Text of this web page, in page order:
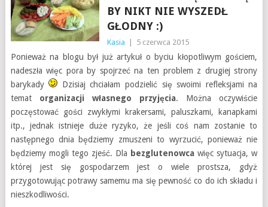
BY NIKT NIE WYSZEDŁ
GŁODNY :)
Kasia 5 czerwca 2015
Ponieważ na blogu był już artykuł o byciu kłopotliwym gościem,
nadeszła więc pora by spojrzeć na ten problem z drugiej strony
barykady
Dzisiaj chciałam podzielić się swoimi refleksjami na
temat organizacji własnego przyjęcia. Można oczywiście
poczęstować gości zwykłymi krakersami, paluszkami, kanapkami
itp., jednak istnieje duże ryzyko, że jeśli coś nam zostanie to
następnego dnia będziemy zmuszeni to wyrzucić, ponieważ nie
będziemy mogli tego zjeść. Dla bezglutenowca więc sytuacja, w
której jest się gospodarzem jest o wiele prostsza, gdyż
przygotowując potrawy samemu ma się pewność co do ich składu i
nieszkodliwości.